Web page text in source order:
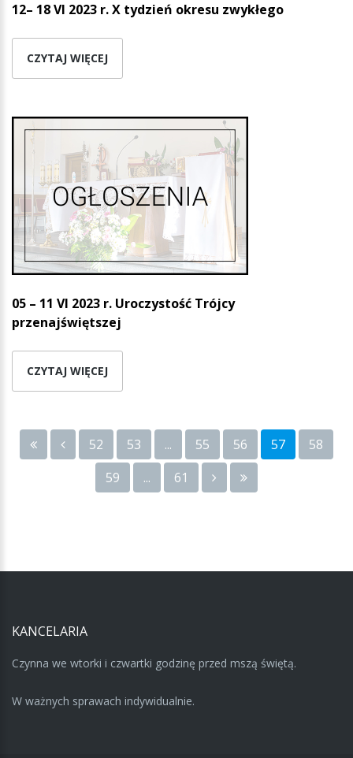
12– 18 VI 2023 r. X tydzień okresu zwykłego
CZYTAJ WIĘCEJ
05 – 11 VI 2023 r. Uroczystość Trójcy
przenajświętszej
CZYTAJ WIĘCEJ
52 53 ... 55 56 57
58
59
... 61
KANCELARIA
Czynna we wtorki i czwartki godzinę przed mszą świętą.
W ważnych sprawach indywidualnie.